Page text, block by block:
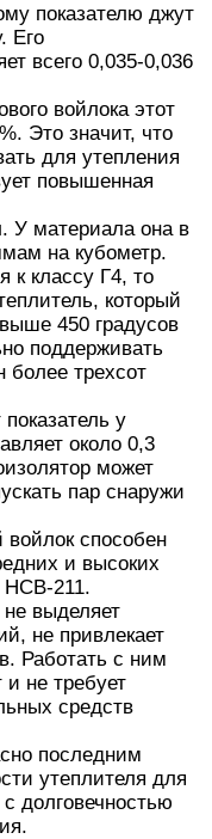
показателю джут
Его
всего 0,035-0,036
войлока этот
Это значит, что
для утепления
повышенная
. У материала она в
на кубометр.
к классу Г4, то
который
450 градусов
поддерживать
более трехсот
у
около 0,3
может
пар снаружи
способен
и высоких
НСВ-211.
выделяет
не привлекает
Работать с ним
и не требует
средств
последним
утеплителя для
долговечностью